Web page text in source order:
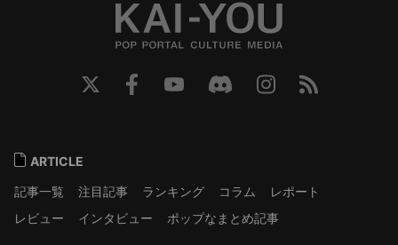
ARTICLE
記事一覧
注目記事 ランキング コラム
レポート
レビュー
インタビュー ポップなまとめ記事